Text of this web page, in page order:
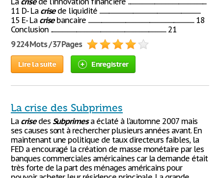
11 D- La crisede liquidité .........................................................................................................
15 E- La crisebancaire .............................................................................................................. 18
Conclusion ........................................................................................................................ 21
9 224 Mots / 37 Pages
Lire la suite Enregistrer
La crise des Subprimes
La crisedes Subprimesa éclaté à l’automne 2007 mais
ses causes sont à rechercher plusieurs années avant. En
maintenant une politique de taux directeurs faibles, la
FED a encouragé la création de masse monétaire par les
banques commerciales américaines car la demande était
très forte de la part des ménages américains pour